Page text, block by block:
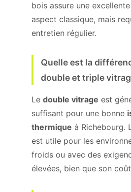
bois assure une
aspect classique, mais
entretien régulier.
Quelle est la
double et triple
Le double vitrage est
suffisant pour une bonne
thermique à Richebourg.
est utile pour les
froids ou avec des
élevées, bien que son